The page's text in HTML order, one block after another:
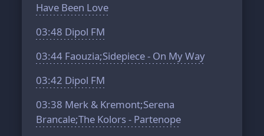
Have Been Love
03:48 Dipol FM
03:44 Faouzia;Sidepiece - On My Way
03:42 Dipol FM
03:38 Merk & Kremont;Serena
Brancale;The Kolors - Partenope